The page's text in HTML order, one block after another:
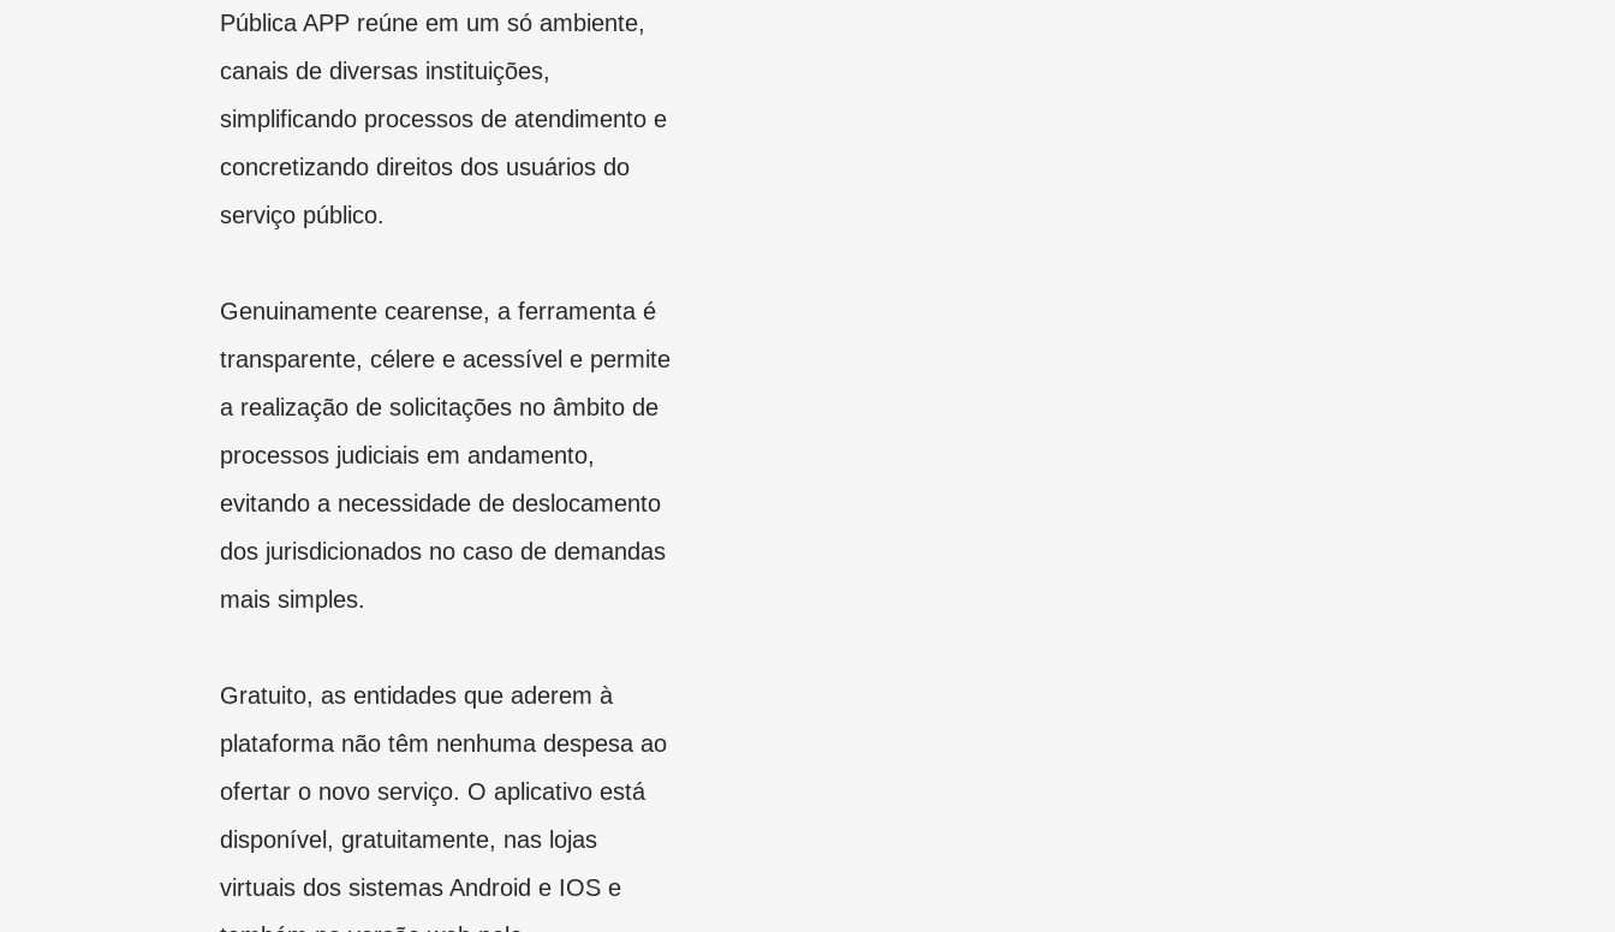
Pública APP reúne em um só ambiente,
canais de diversas instituições,
simplificando processos de atendimento e
concretizando direitos dos usuários do
serviço público.
Genuinamente cearense, a ferramenta é
transparente, célere e acessível e permite
a realização de solicitações no âmbito de
processos judiciais em andamento,
evitando a necessidade de deslocamento
dos jurisdicionados no caso de demandas
mais simples.
Gratuito, as entidades que aderem à
plataforma não têm nenhuma despesa ao
ofertar o novo serviço. O aplicativo está
disponível, gratuitamente, nas lojas
virtuais dos sistemas Android e IOS e